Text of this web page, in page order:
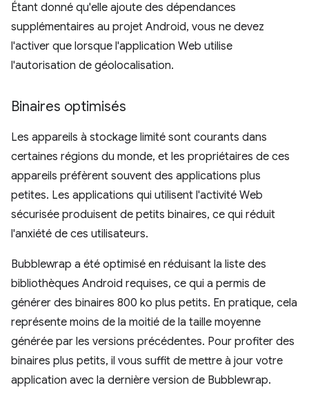
Étant donné qu'elle ajoute des dépendances
supplémentaires au projet Android, vous ne devez
l'activer que lorsque l'application Web utilise
l'autorisation de géolocalisation.
Binaires optimisés
Les appareils à stockage limité sont courants dans
certaines régions du monde, et les propriétaires de ces
appareils préfèrent souvent des applications plus
petites. Les applications qui utilisent l'activité Web
sécurisée produisent de petits binaires, ce qui réduit
l'anxiété de ces utilisateurs.
Bubblewrap a été optimisé en réduisant la liste des
bibliothèques Android requises, ce qui a permis de
générer des binaires 800 ko plus petits. En pratique, cela
représente moins de la moitié de la taille moyenne
générée par les versions précédentes. Pour profiter des
binaires plus petits, il vous suffit de mettre à jour votre
application avec la dernière version de Bubblewrap.